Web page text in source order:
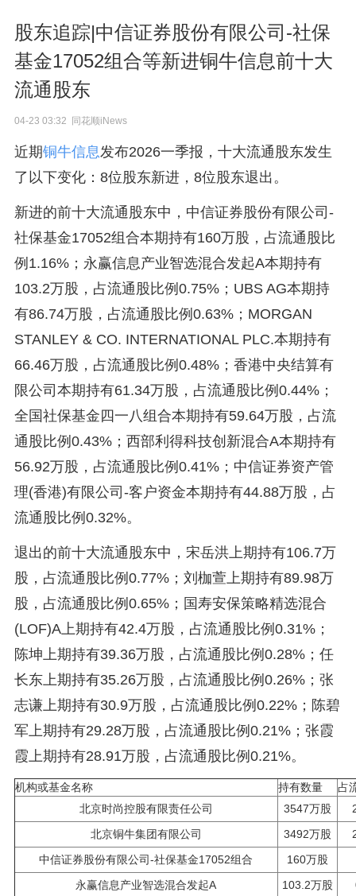
股东追踪|中信证券股份有限公司-社保
基金17052组合等新进铜牛信息前十大
流通股东
04-23 03:32 同花顺iNews
近期铜牛信息发布2026一季报，十大流通股东发生
了以下变化：8位股东新进，8位股东退出。
新进的前十大流通股东中，中信证券股份有限公司-
社保基金17052组合本期持有160万股，占流通股比
例1.16%；永赢信息产业智选混合发起A本期持有
103.2万股，占流通股比例0.75%；UBS AG本期持
有86.74万股，占流通股比例0.63%；MORGAN
STANLEY & CO. INTERNATIONAL PLC.本期持有
66.46万股，占流通股比例0.48%；香港中央结算有
限公司本期持有61.34万股，占流通股比例0.44%；
全国社保基金四一八组合本期持有59.64万股，占流
通股比例0.43%；西部利得科技创新混合A本期持有
56.92万股，占流通股比例0.41%；中信证券资产管
理(香港)有限公司-客户资金本期持有44.88万股，占
流通股比例0.32%。
退出的前十大流通股东中，宋岳洪上期持有106.7万
股，占流通股比例0.77%；刘枷萱上期持有89.98万
股，占流通股比例0.65%；国寿安保策略精选混合
(LOF)A上期持有42.4万股，占流通股比例0.31%；
陈坤上期持有39.36万股，占流通股比例0.28%；任
长东上期持有35.26万股，占流通股比例0.26%；张
志谦上期持有30.9万股，占流通股比例0.22%；陈碧
军上期持有29.28万股，占流通股比例0.21%；张霞
霞上期持有28.91万股，占流通股比例0.21%。
机构或基金名称 持有数量
占
北京时尚控股有限责任公司
3547万股
北京铜牛集团有限公司
3492万股
中信证券股份有限公司-社保基金17052组合
160万股
永赢信息产业智选混合发起A
103.2万股